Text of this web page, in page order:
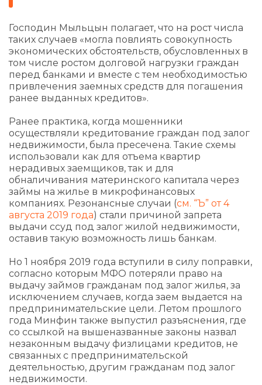
Господин Мыльцын полагает, что на рост числа
таких случаев «могла повлиять совокупность
экономических обстоятельств, обусловленных в
том числе ростом долговой нагрузки граждан
перед банками и вместе с тем необходимостью
привлечения заемных средств для погашения
ранее выданных кредитов».
Ранее практика, когда мошенники
осуществляли кредитование граждан под залог
недвижимости, была пресечена. Такие схемы
использовали как для отъема квартир
нерадивых заемщиков, так и для
обналичивания материнского капитала через
займы на жилье в микрофинансовых
компаниях. Резонансные случаи (см. “Ъ” от 4
августа 2019 года) стали причиной запрета
выдачи ссуд под залог жилой недвижимости,
оставив такую возможность лишь банкам.
Но 1 ноября 2019 года вступили в силу поправки,
согласно которым МФО потеряли право на
выдачу займов гражданам под залог жилья, за
исключением случаев, когда заем выдается на
предпринимательские цели. Летом прошлого
года Минфин также выпустил разъяснения, где
со ссылкой на вышеназванные законы назвал
незаконным выдачу физлицами кредитов, не
связанных с предпринимательской
деятельностью, другим гражданам под залог
недвижимости.